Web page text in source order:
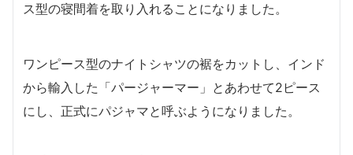
ス型の寝間着を取り入れることになりました。
ワンピース型のナイトシャツの裾をカットし、インド
から輸入した「パージャーマー」とあわせて2ピース
にし、正式にパジャマと呼ぶようになりました。